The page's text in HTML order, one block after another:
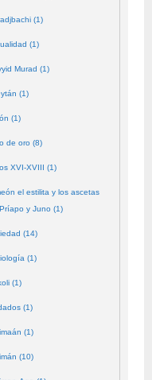
(1)
(1)
Murad (1)
(1)
(1)
de oro (8)
XVI-XVIII (1)
el estilita y los ascetas
y Juno (1)
(14)
(1)
(1)
(1)
(1)
(10)